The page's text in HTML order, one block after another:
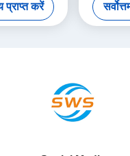
गैस उद्योग के
प्राप्त करें
उच्च